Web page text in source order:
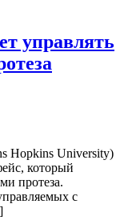
управлять
Hopkins University)
который
протеза.
с